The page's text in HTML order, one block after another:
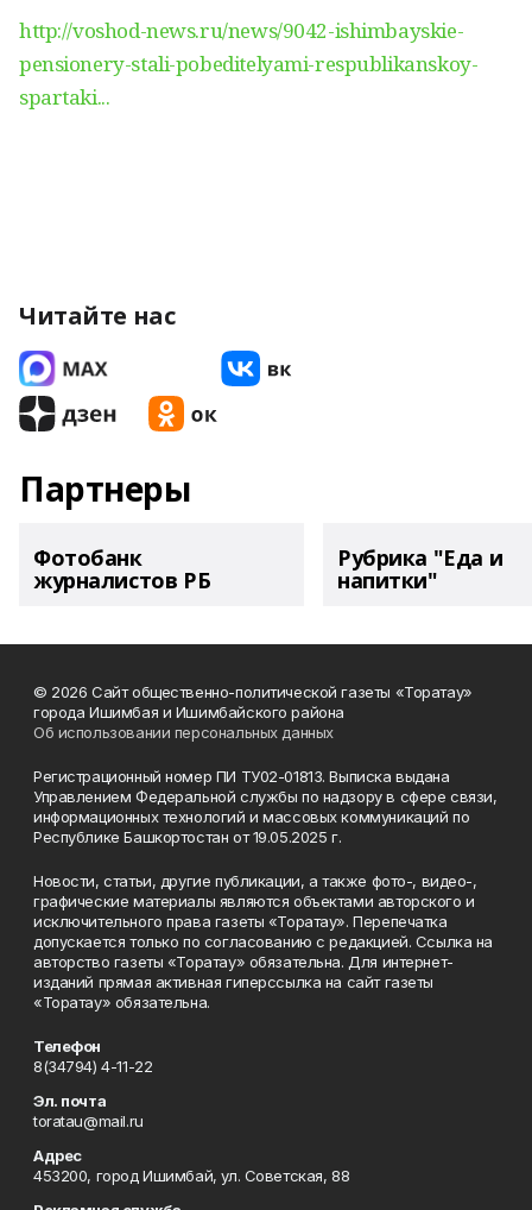
http://voshod-news.ru/news/9042-ishimbayskie-
pensionery-stali-pobeditelyami-respublikanskoy-
spartaki...
Читайте нас
Партнеры
Фотобанк
журналистов РБ
Рубрика "Еда и
напитки"
© 2026 Сайт общественно-политической газеты «Торатау»
города Ишимбая и Ишимбайского района
Об использовании персональных данных
Регистрационный номер ПИ ТУ02-01813. Выписка выдана
Управлением Федеральной службы по надзору в сфере связи,
информационных технологий и массовых коммуникаций по
Республике Башкортостан от 19.05.2025 г.
Новости, статьи, другие публикации, а также фото-, видео-,
графические материалы являются объектами авторского и
исключительного права газеты «Торатау». Перепечатка
допускается только по согласованию с редакцией. Ссылка на
авторство газеты «Торатау» обязательна. Для интернет-
изданий прямая активная гиперссылка на сайт газеты
«Торатау» обязательна.
Телефон
8(34794) 4-11-22
Эл. почта
toratau@mail.ru
Адрес
453200, город Ишимбай, ул. Советская, 88